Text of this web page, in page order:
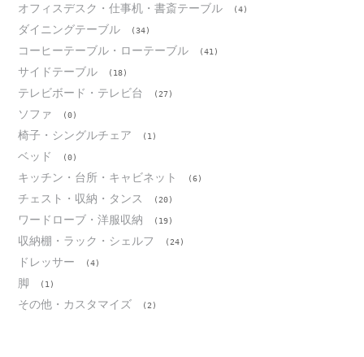
オフィスデスク・仕事机・書斎テーブル (4)
ダイニングテーブル (34)
コーヒーテーブル・ローテーブル (41)
サイドテーブル (18)
テレビボード・テレビ台 (27)
ソファ (0)
椅子・シングルチェア (1)
ベッド (0)
キッチン・台所・キャビネット (6)
チェスト・収納・タンス (20)
ワードローブ・洋服収納 (19)
収納棚・ラック・シェルフ (24)
ドレッサー (4)
脚 (1)
その他・カスタマイズ (2)